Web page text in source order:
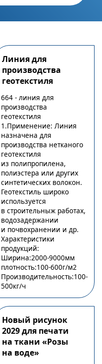
Линия для
производства
геотекстиля
664 - линия для
производства
геотекстиля
1.Применение: Линия
назначена для
производства нетканого
геотекстиля
из полипропилена,
полиэстера или других
синтетических волокон.
Геотекстиль широко
используется
в строительныж работах,
водозадержании
и почвохранении и др.
Характеристики
продукций:
Ширина:2000-9000мм
плотность:100-600г/м2
Производительность:100-
500кг/ч
Новый рисунок
2029 для печати
на ткани «Розы
на воде»